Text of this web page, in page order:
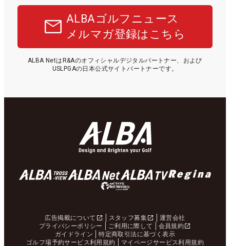
ALBAゴルフニュース
メルマガ登録はこちら
ALBA NetはR&Aのオフィシャルデジタルパートナー、および
USLPGAの日本公式サイトパートナーです。
広告掲載について スタッフ募集
運営会社
プライバシーポリシー
ご利用に際して
会員規約
ガイドライン
特定商取引法に基づく表示
ゴルフ場予約サービス利用規約
マイページサービス利用規約